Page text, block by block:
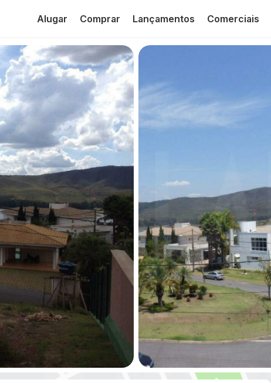
Alugar Comprar Lançamentos Comerciais